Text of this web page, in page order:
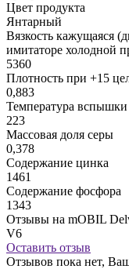
Цвет продукта
Янтарный
Вязкость кажущаяся
имитаторе холодной
5360
Плотность при +15
0,883
Температура вспышки
223
Массовая доля серы
0,378
Содержание цинка
1461
Содержание фосфора
1343
Отзывы на mOBIL
V6
Оставить отзыв
Отзывов пока нет,